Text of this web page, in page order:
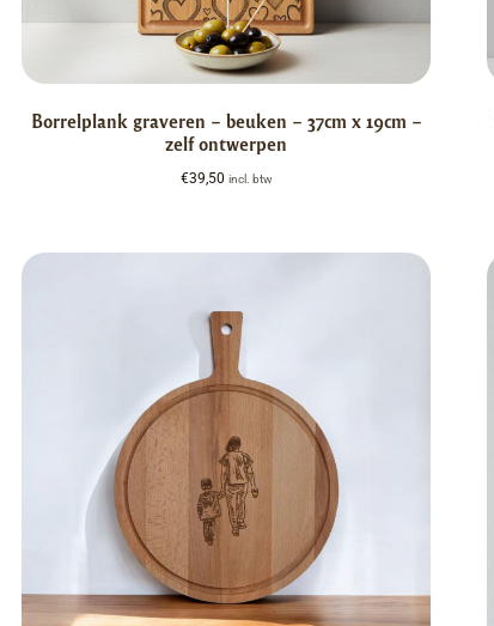
Borrelplank graveren – beuken – 37cm x 19cm –
zelf ontwerpen
€39,50 incl. btw